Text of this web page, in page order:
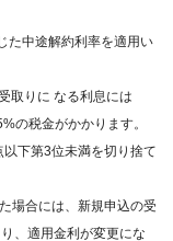
た中途解約利率を適用い
取りに なる利息には
の税金がかかります。
下第3位未満を切り捨て
場合には、新規申込の受
、適用金利が変更にな